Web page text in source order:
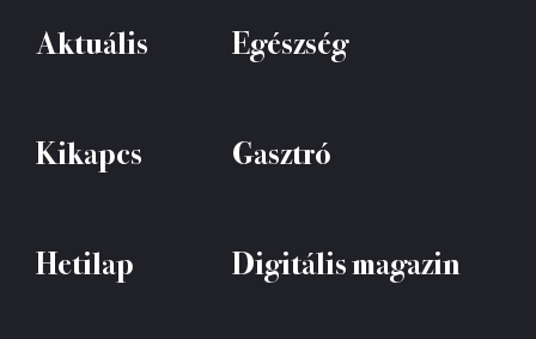
Aktuális Egészség
Kikapcs Gasztró
Hetilap Digitális magazin